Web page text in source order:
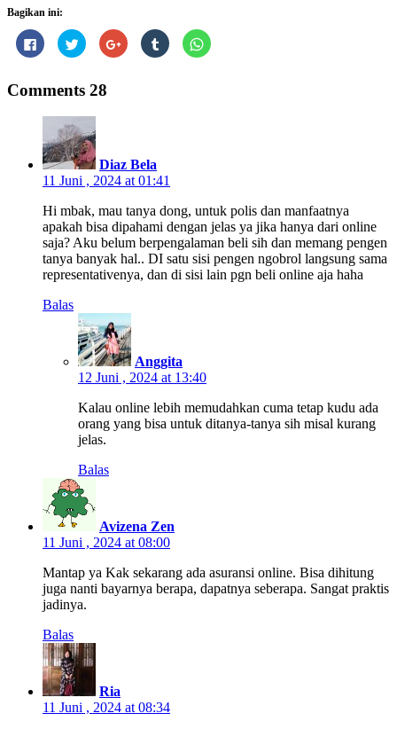
Bagikan ini:
Klik
untuk
membagikan
Facebook(Membuka
di
yang
baru)
Klik
untuk
berbagi
Twitter(Membuka
di
yang
Klik
untuk
berbagi
Klik
untuk
berbagi
Klik
untuk
Comments 28
Diaz Bela
11 Juni , 2024 at 01:41
Hi mbak, mau tanya dong, untuk polis dan manfaatnya
apakah bisa dipahami dengan jelas ya jika hanya dari online
saja? Aku belum berpengalaman beli sih dan memang pengen
tanya banyak hal.. DI satu sisi pengen ngobrol langsung sama
representativenya, dan di sisi lain pgn beli online aja haha
Balas
Anggita
12 Juni , 2024 at 13:40
Kalau online lebih memudahkan cuma tetap kudu ada
orang yang bisa untuk ditanya-tanya sih misal kurang
jelas.
Balas
Avizena Zen
11 Juni , 2024 at 08:00
Mantap ya Kak sekarang ada asuransi online. Bisa dihitung
juga nanti bayarnya berapa, dapatnya seberapa. Sangat praktis
jadinya.
Balas
Ria
11 Juni , 2024 at 08:34